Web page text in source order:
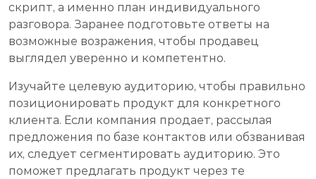
скрипт, а именно план индивидуального
разговора. Заранее подготовьте ответы на
возможные возражения, чтобы продавец
выглядел уверенно и компетентно.
Изучайте целевую аудиторию, чтобы правильно
позиционировать продукт для конкретного
клиента. Если компания продает, рассылая
предложения по базе контактов или обзванивая
их, следует сегментировать аудиторию. Это
поможет предлагать продукт через те